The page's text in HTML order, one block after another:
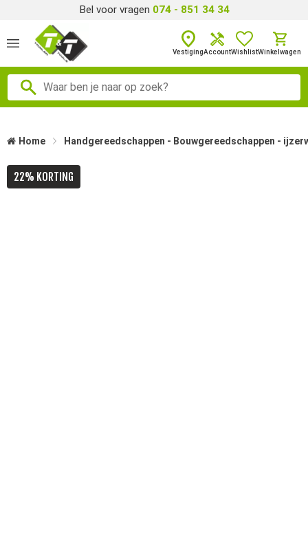
Bel voor vragen 074 - 851 34 34
VestigingAccountWishlistWinkelwagen
Home Handgereedschappen - Bouwgereedschappen -
22% KORTING